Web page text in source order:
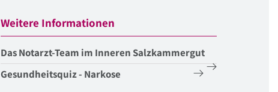
Weitere Informationen
Das Notarzt-Team im Inneren Salzkammergut
Gesundheitsquiz - Narkose